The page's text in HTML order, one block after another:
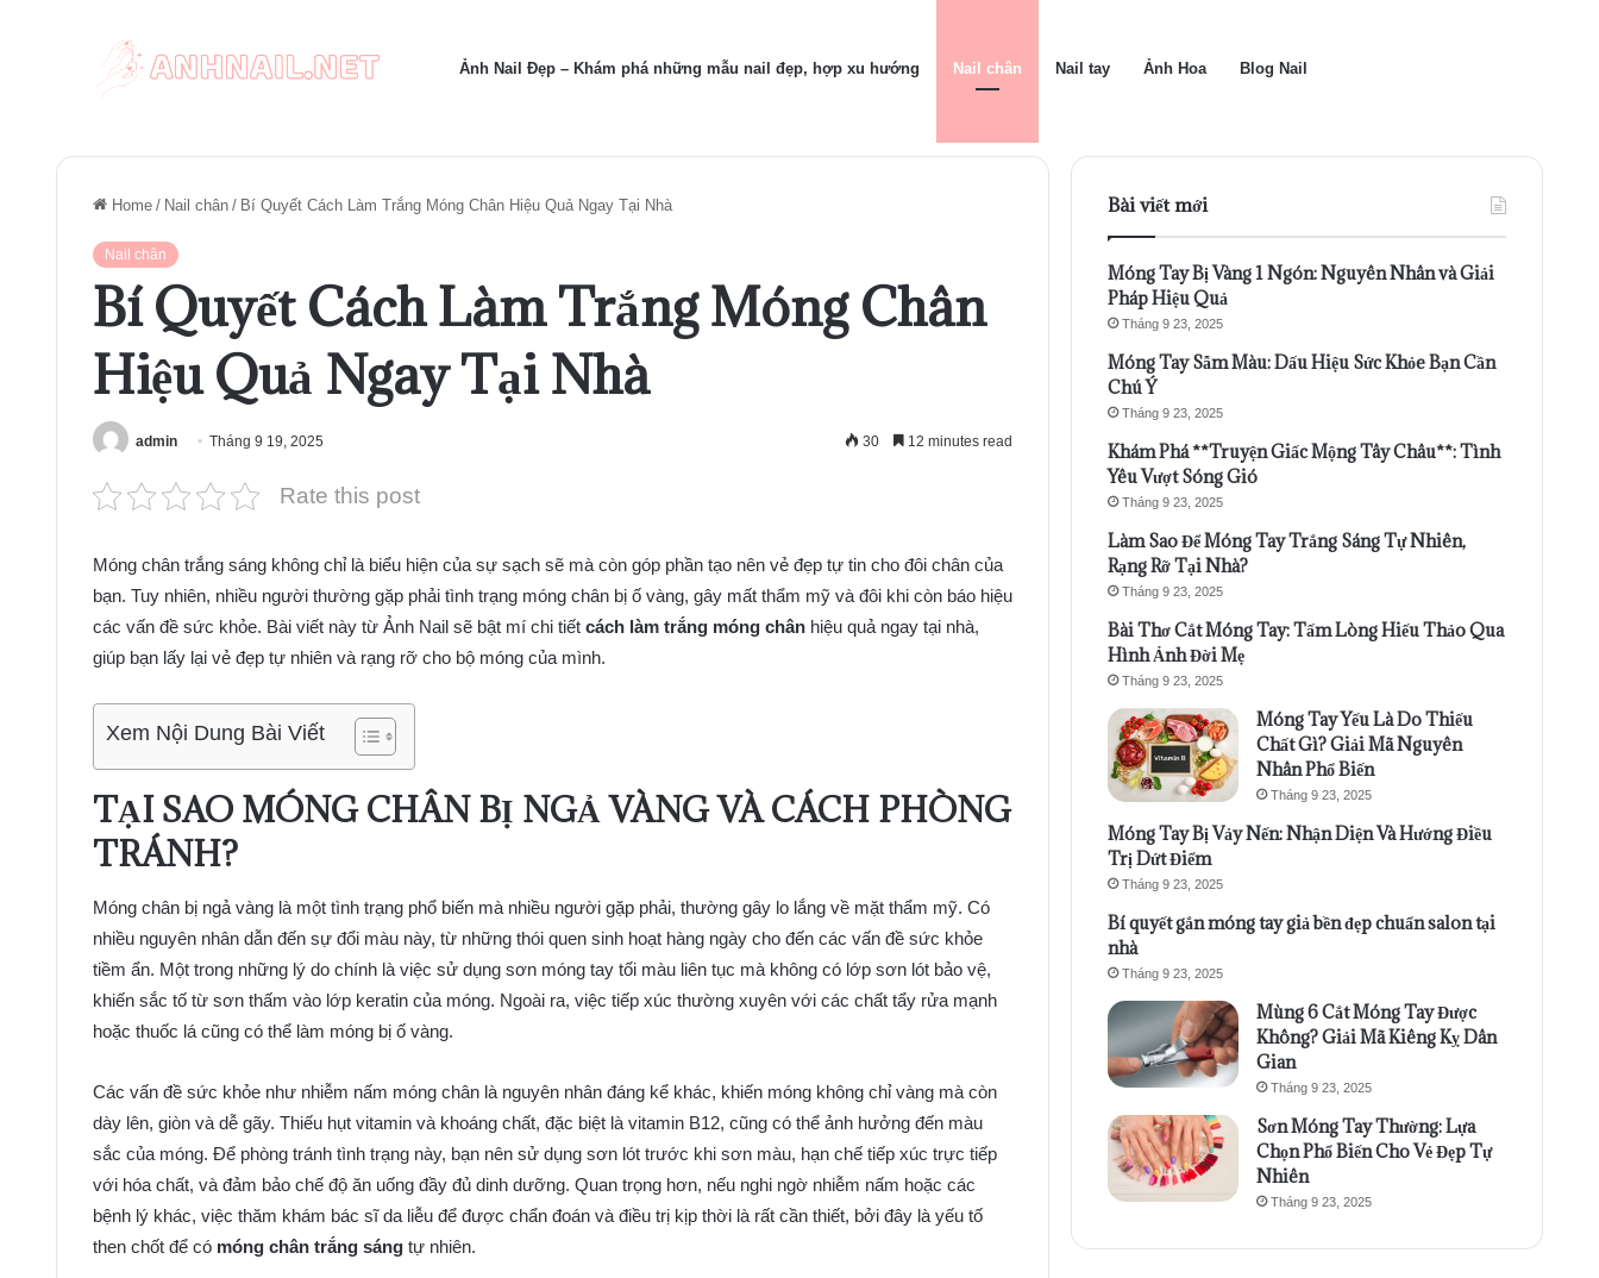
Ảnh Nail Đẹp – Khám phá những mẫu nail đẹp, hợp xu hướng Nail chân Nail tay Ảnh Hoa Blog Nail
Home / Nail chân / Bí Quyết Cách Làm Trắng Móng Chân Hiệu Quả Ngay Tại Nhà
Nail chân
Bí Quyết Cách Làm Trắng Móng Chân
Hiệu Quả Ngay Tại Nhà
admin Tháng 9 19, 2025 30 12 minutes read
Rate this post
Móng chân trắng sáng không chỉ là biểu hiện của sự sạch sẽ mà còn góp phần tạo nên vẻ đẹp tự tin cho đôi chân của
bạn. Tuy nhiên, nhiều người thường gặp phải tình trạng móng chân bị ố vàng, gây mất thẩm mỹ và đôi khi còn báo hiệu
các vấn đề sức khỏe. Bài viết này từ Ảnh Nail sẽ bật mí chi tiết cách làm trắng móng chân hiệu quả ngay tại nhà,
giúp bạn lấy lại vẻ đẹp tự nhiên và rạng rỡ cho bộ móng của mình.
Xem Nội Dung Bài Viết
TẠI SAO MÓNG CHÂN BỊ NGẢ VÀNG VÀ CÁCH PHÒNG
TRÁNH?
Móng chân bị ngả vàng là một tình trạng phổ biến mà nhiều người gặp phải, thường gây lo lắng về mặt thẩm mỹ. Có
nhiều nguyên nhân dẫn đến sự đổi màu này, từ những thói quen sinh hoạt hàng ngày cho đến các vấn đề sức khỏe
tiềm ẩn. Một trong những lý do chính là việc sử dụng sơn móng tay tối màu liên tục mà không có lớp sơn lót bảo vệ,
khiến sắc tố từ sơn thấm vào lớp keratin của móng. Ngoài ra, việc tiếp xúc thường xuyên với các chất tẩy rửa mạnh
hoặc thuốc lá cũng có thể làm móng bị ố vàng.
Các vấn đề sức khỏe như nhiễm nấm móng chân là nguyên nhân đáng kể khác, khiến móng không chỉ vàng mà còn
dày lên, giòn và dễ gãy. Thiếu hụt vitamin và khoáng chất, đặc biệt là vitamin B12, cũng có thể ảnh hưởng đến màu
sắc của móng. Để phòng tránh tình trạng này, bạn nên sử dụng sơn lót trước khi sơn màu, hạn chế tiếp xúc trực tiếp
với hóa chất, và đảm bảo chế độ ăn uống đầy đủ dinh dưỡng. Quan trọng hơn, nếu nghi ngờ nhiễm nấm hoặc các
bệnh lý khác, việc thăm khám bác sĩ da liễu để được chẩn đoán và điều trị kịp thời là rất cần thiết, bởi đây là yếu tố
then chốt để có móng chân trắng sáng tự nhiên.
Bài viết mới
Móng Tay Bị Vàng 1 Ngón: Nguyên Nhân và Giải
Pháp Hiệu Quả
Tháng 9 23, 2025
Móng Tay Sẫm Màu: Dấu Hiệu Sức Khỏe Bạn Cần
Chú Ý
Tháng 9 23, 2025
Khám Phá **Truyện Giấc Mộng Tây Châu**: Tình
Yêu Vượt Sóng Gió
Tháng 9 23, 2025
Làm Sao Để Móng Tay Trắng Sáng Tự Nhiên,
Rạng Rỡ Tại Nhà?
Tháng 9 23, 2025
Bài Thơ Cắt Móng Tay: Tấm Lòng Hiếu Thảo Qua
Hình Ảnh Đời Mẹ
Tháng 9 23, 2025
Móng Tay Yếu Là Do Thiếu
Chất Gì? Giải Mã Nguyên
Nhân Phổ Biến
Tháng 9 23, 2025
Móng Tay Bị Vảy Nến: Nhận Diện Và Hướng Điều
Trị Dứt Điểm
Tháng 9 23, 2025
Bí quyết gắn móng tay giả bền đẹp chuẩn salon tại
nhà
Tháng 9 23, 2025
Mùng 6 Cắt Móng Tay Được
Không? Giải Mã Kiêng Kỵ Dân
Gian
Tháng 9 23, 2025
Sơn Móng Tay Thường: Lựa
Chọn Phổ Biến Cho Vẻ Đẹp Tự
Nhiên
Tháng 9 23, 2025